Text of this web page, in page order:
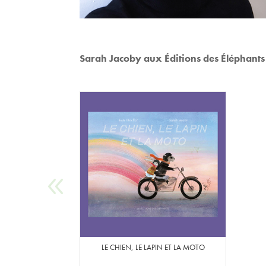
Sarah Jacoby aux Éditions des
LE CHIEN, LE LAPIN ET LA MOTO